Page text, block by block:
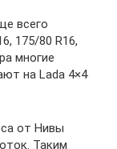
всего
175/80 R16,
многие
на Lada 4×4
от Нивы
Таким